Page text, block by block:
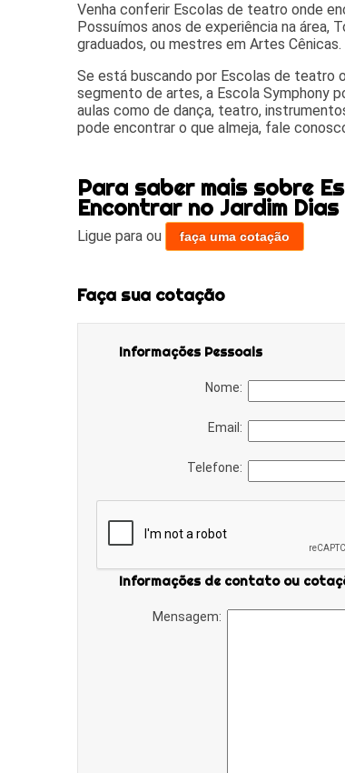
Venha conferir Escolas de teatro onde
Possuímos anos de experiência na área,
graduados, ou mestres em Artes Cênicas.
Se está buscando por Escolas de teatro
segmento de artes, a Escola Symphony
aulas como de dança, teatro,
pode encontrar o que almeja, fale
Para saber mais sobre
Encontrar no Jardim Dias
Ligue para ou faça uma cotação
Faça sua cotação
Informações Pessoais
Nome:
Email:
Telefone:
Informações de contato ou
Mensagem: